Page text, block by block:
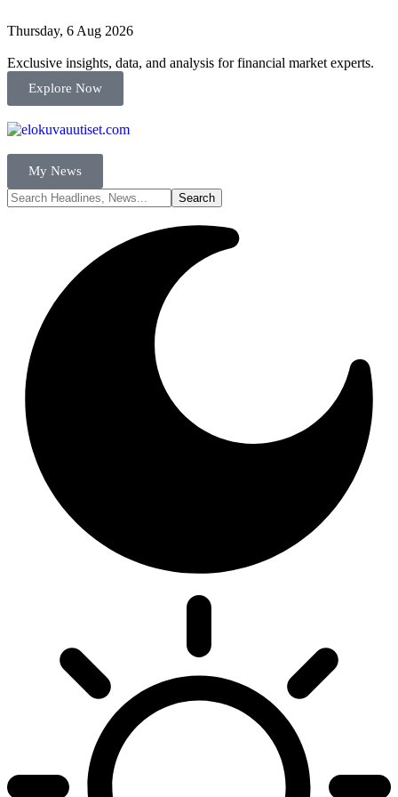
Thursday, 6 Aug 2026
Exclusive insights, data, and analysis for financial market experts.
Explore Now
My News